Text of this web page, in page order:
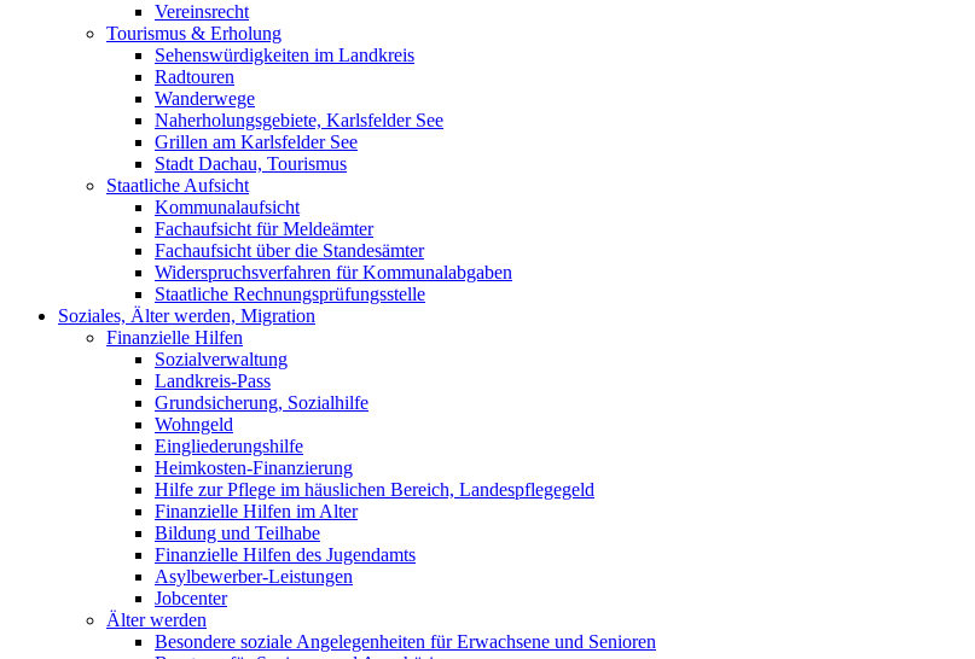
Vereinsrecht
Tourismus & Erholung
Sehenswürdigkeiten im Landkreis
Radtouren
Wanderwege
Naherholungsgebiete, Karlsfelder See
Grillen am Karlsfelder See
Stadt Dachau, Tourismus
Staatliche Aufsicht
Kommunalaufsicht
Fachaufsicht für Meldeämter
Fachaufsicht über die Standesämter
Widerspruchsverfahren für Kommunalabgaben
Staatliche Rechnungsprüfungsstelle
Soziales, Älter werden, Migration
Finanzielle Hilfen
Sozialverwaltung
Landkreis-Pass
Grundsicherung, Sozialhilfe
Wohngeld
Eingliederungshilfe
Heimkosten-Finanzierung
Hilfe zur Pflege im häuslichen Bereich, Landespflegegeld
Finanzielle Hilfen im Alter
Bildung und Teilhabe
Finanzielle Hilfen des Jugendamts
Asylbewerber-Leistungen
Jobcenter
Älter werden
Besondere soziale Angelegenheiten für Erwachsene und Senioren